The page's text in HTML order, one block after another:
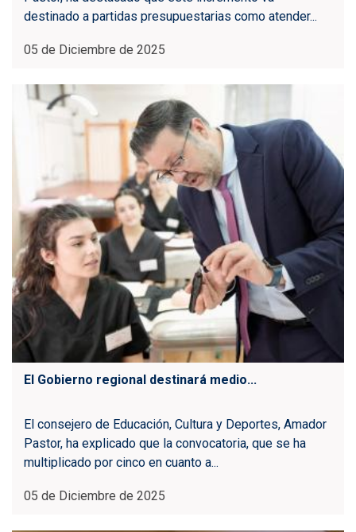
destinado a partidas presupuestarias como atender...
05 de Diciembre de 2025
El Gobierno regional destinará medio...
El consejero de Educación, Cultura y Deportes, Amador
Pastor, ha explicado que la convocatoria, que se ha
multiplicado por cinco en cuanto a...
05 de Diciembre de 2025